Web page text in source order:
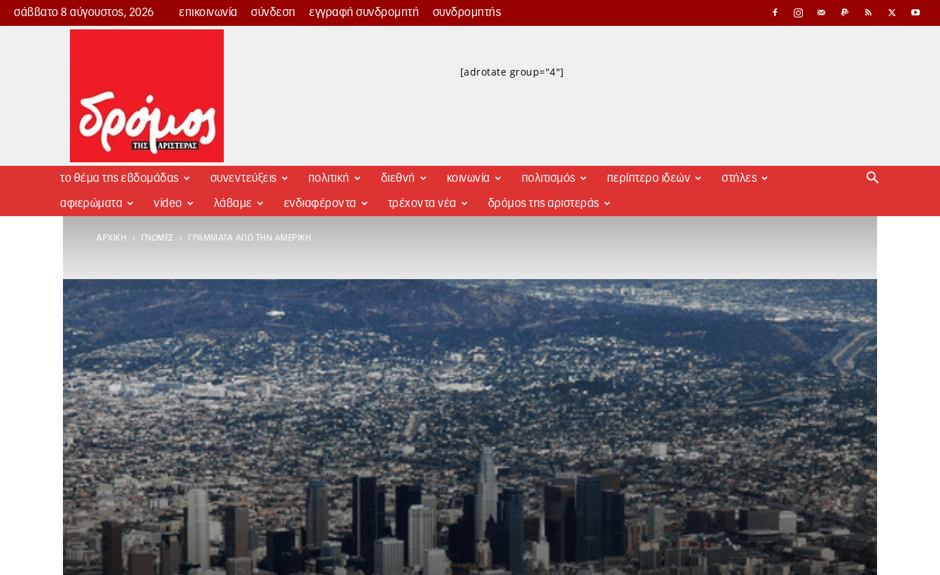
σάββατο 8 αύγουστος, 2026 επικοινωνία σύνδεση εγγραφή συνδρομητή συνδρομητής
Δρόμος
[adrotate group="4"]
το θέμα της εβδομάδας συνεντεύξεις πολιτική διεθνή κοινωνία πολιτισμός περίπτερο ιδεών στήλες
αφιερώματα video λάβαμε ενδιαφέροντα τρέχοντα νέα δρόμος της αριστεράς
ΑΡΧΙΚΉ ΓΝΏΜΕΣ ΓΡΆΜΜΑΤΑ ΑΠΌ ΤΗΝ ΑΜΕΡΙΚΉ